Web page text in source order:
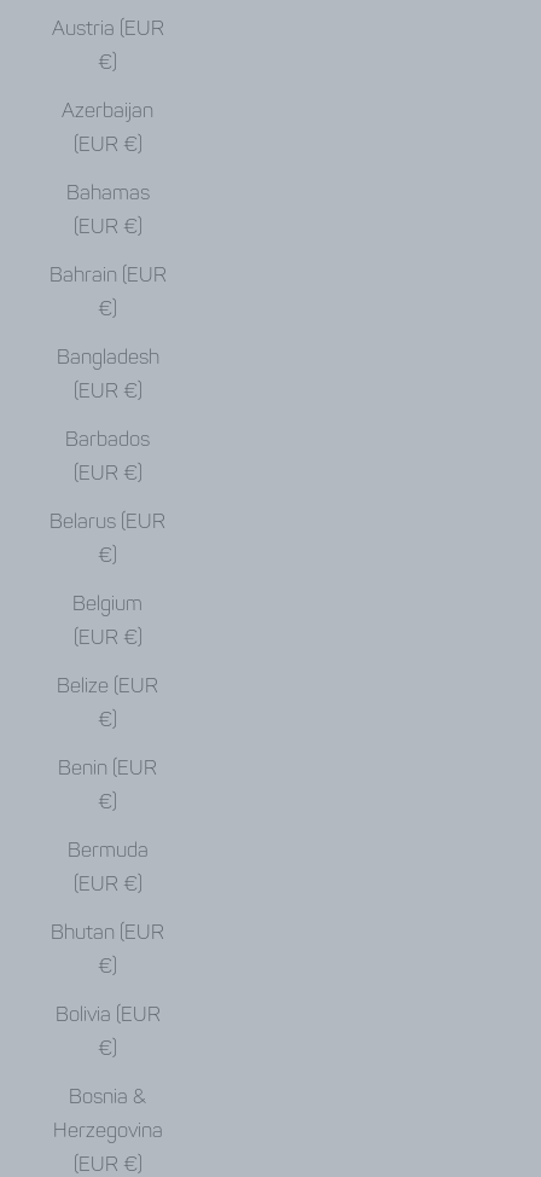
Austria (EUR
€)
Azerbaijan
(EUR €)
Bahamas
(EUR €)
Bahrain (EUR
€)
Bangladesh
(EUR €)
Barbados
(EUR €)
Belarus (EUR
€)
Belgium
(EUR €)
Belize (EUR
€)
Benin (EUR
€)
Bermuda
(EUR €)
Bhutan (EUR
€)
Bolivia (EUR
€)
Bosnia &
Herzegovina
(EUR €)